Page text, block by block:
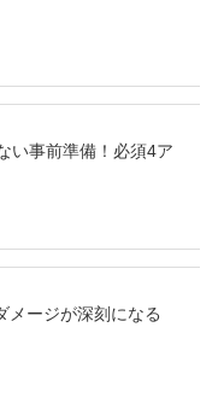
い事前準備！必須4ア
メージが深刻になる